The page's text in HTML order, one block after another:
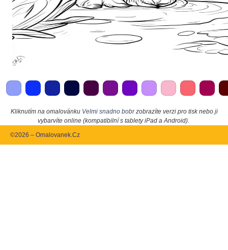
Kliknutím na omalovánku Velmi snadno bobrzobrazíte verzi pro tisk nebo ji
vybarvíte online (kompatibilní s tablety iPad a Android).
©2026 – Omalovanek.Cz